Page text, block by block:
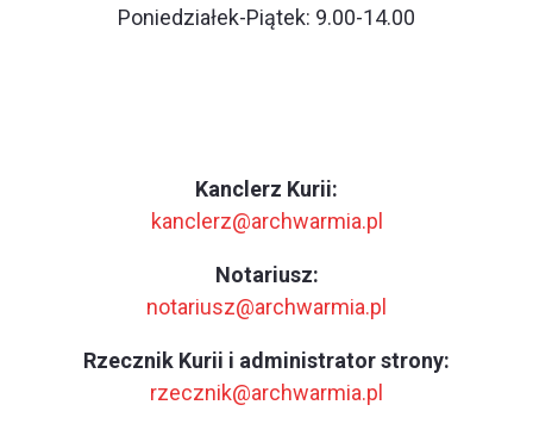
Poniedziałek-Piątek: 9.00-14.00
Kanclerz Kurii:
kanclerz@archwarmia.pl
Notariusz:
notariusz@archwarmia.pl
Rzecznik Kurii i administrator strony:
rzecznik@archwarmia.pl